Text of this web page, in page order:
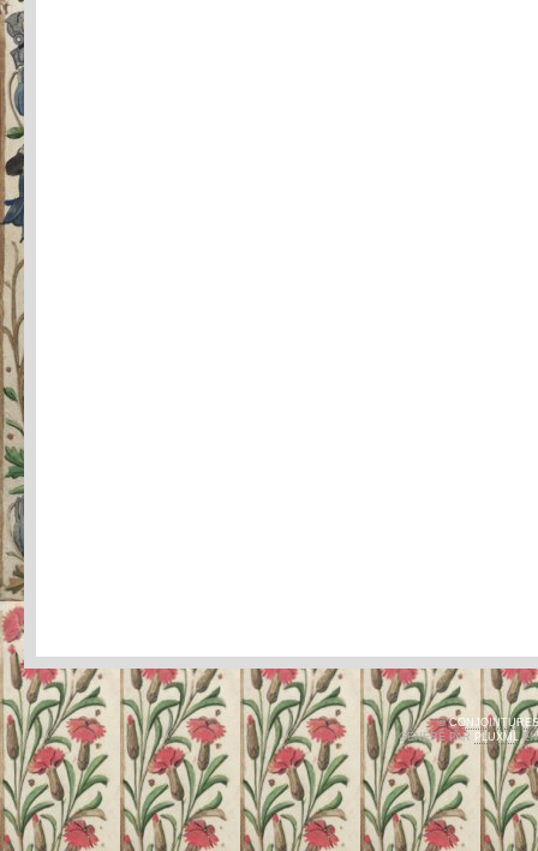
©CONJOINTURES
GÉNÉRÉ PAR PLUXMLEN